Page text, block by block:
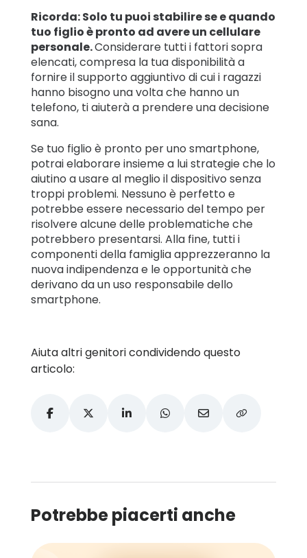
Ricorda: Solo tu puoi stabilire se e quando
tuo figlio è pronto ad avere un cellulare
personale.Considerare tutti i fattori sopra
elencati, compresa la tua disponibilità a
fornire il supporto aggiuntivo di cui i ragazzi
hanno bisogno una volta che hanno un
telefono, ti aiuterà a prendere una decisione
sana.
Se tuo figlio è pronto per uno smartphone,
potrai elaborare insieme a lui strategie che lo
aiutino a usare al meglio il dispositivo senza
troppi problemi. Nessuno è perfetto e
potrebbe essere necessario del tempo per
risolvere alcune delle problematiche che
potrebbero presentarsi. Alla fine, tutti i
componenti della famiglia apprezzeranno la
nuova indipendenza e le opportunità che
derivano da un uso responsabile dello
smartphone.
Aiuta altri genitori condividendo questo
articolo:
Potrebbe piacerti anche